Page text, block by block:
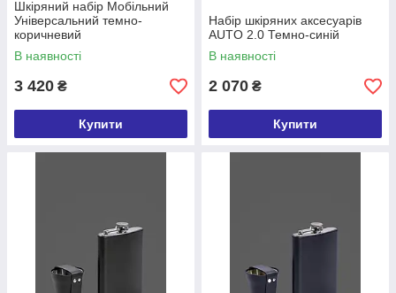
Шкіряний набір Мобільний
Універсальний темно-
коричневий
В наявності
3 420 ₴
Купити
Набір шкіряних аксесуарів
AUTO 2.0 Темно-синій
В наявності
2 070 ₴
Купити